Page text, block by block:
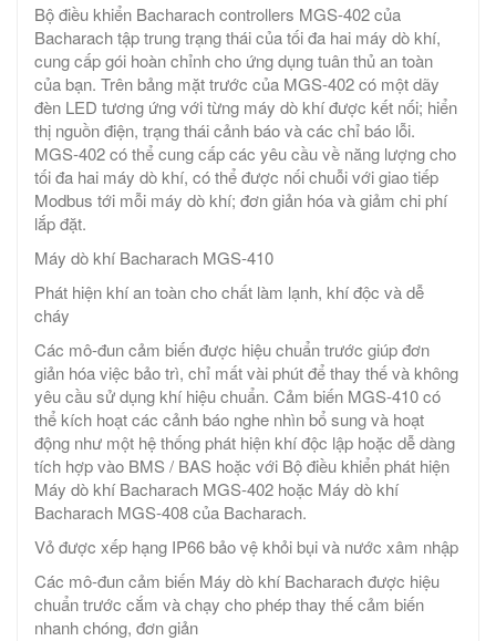
Bộ điều khiển Bacharach controllers MGS-402 của
Bacharach tập trung trạng thái của tối đa hai máy dò khí,
cung cấp gói hoàn chỉnh cho ứng dụng tuân thủ an toàn
của bạn. Trên bảng mặt trước của MGS-402 có một dãy
đèn LED tương ứng với từng máy dò khí được kết nối; hiển
thị nguồn điện, trạng thái cảnh báo và các chỉ báo lỗi.
MGS-402 có thể cung cấp các yêu cầu về năng lượng cho
tối đa hai máy dò khí, có thể được nối chuỗi với giao tiếp
Modbus tới mỗi máy dò khí; đơn giản hóa và giảm chi phí
lắp đặt.
Máy dò khí Bacharach MGS-410
Phát hiện khí an toàn cho chất làm lạnh, khí độc và dễ
cháy
Các mô-đun cảm biến được hiệu chuẩn trước giúp đơn
giản hóa việc bảo trì, chỉ mất vài phút để thay thế và không
yêu cầu sử dụng khí hiệu chuẩn. Cảm biến MGS-410 có
thể kích hoạt các cảnh báo nghe nhìn bổ sung và hoạt
động như một hệ thống phát hiện khí độc lập hoặc dễ dàng
tích hợp vào BMS / BAS hoặc với Bộ điều khiển phát hiện
Máy dò khí Bacharach MGS-402 hoặc Máy dò khí
Bacharach MGS-408 của Bacharach.
Vỏ được xếp hạng IP66 bảo vệ khỏi bụi và nước xâm nhập
Các mô-đun cảm biến Máy dò khí Bacharach được hiệu
chuẩn trước cắm và chạy cho phép thay thế cảm biến
nhanh chóng, đơn giản